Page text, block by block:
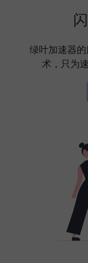
绿叶加速器
术，只为